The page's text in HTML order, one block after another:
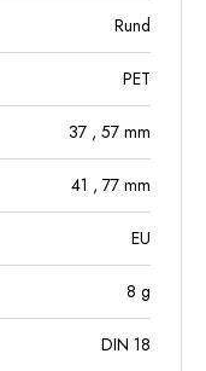
Rund
PET
37 , 57 mm
41 , 77 mm
EU
8 g
DIN 18